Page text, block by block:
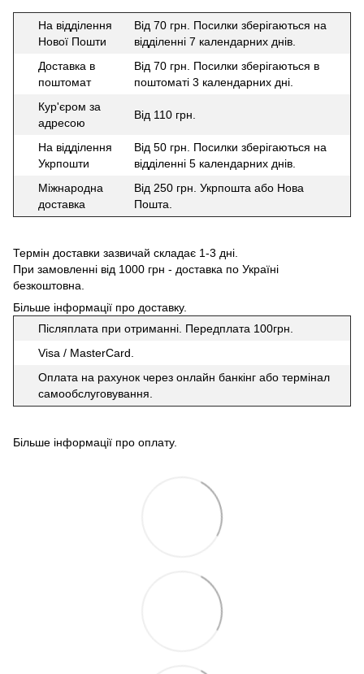
На відділення
Нової Пошти
Від 70 грн. Посилки зберігаються на
відділенні 7 календарних днів.
Доставка в
поштомат
Від 70 грн. Посилки зберігаються в
поштоматі 3 календарних дні.
Кур'єром за
адресою
Від 110 грн.
На відділення
Укрпошти
Від 50 грн. Посилки зберігаються на
відділенні 5 календарних днів.
Міжнародна
доставка
Від 250 грн. Укрпошта або Нова
Пошта.
Термін доставки зазвичай складає 1-3 дні.
При замовленні від 1000 грн - доставка по Україні
безкоштовна.
Більше інформації про доставку.
Післяплата при отриманні. Передплата 100грн.
Visa / MasterCard.
Оплата на рахунок через онлайн банкінг або термінал
самообслуговування.
Більше інформації про оплату.